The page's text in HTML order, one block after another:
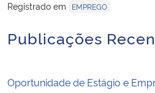
Gabinete de Segurança Institucional
Advocacia-Geral da União
Registrado em
EMPREGO
Publicações
Oportunidade de Estágio e